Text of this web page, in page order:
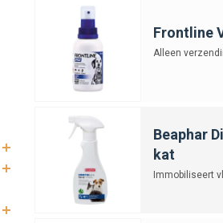
Frontline
Alleen
Beaphar
kat
Immobiliseert